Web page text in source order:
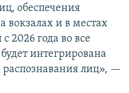
обеспечения
вокзалах и в местах
2026 года во все
интегрирована
лиц», —